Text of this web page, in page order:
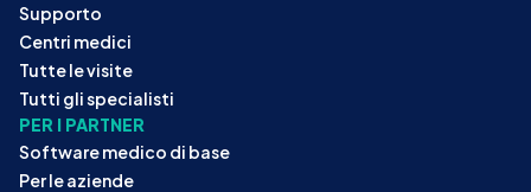
Supporto
Centri medici
Tutte le visite
Tutti gli specialisti
PER I PARTNER
Software medico di base
Per le aziende